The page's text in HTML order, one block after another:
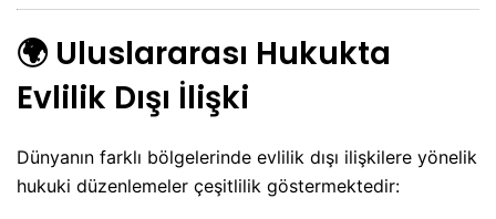
🌍 Uluslararası Hukukta
Evlilik Dışı İlişki
Dünyanın farklı bölgelerinde evlilik dışı ilişkilere yönelik
hukuki düzenlemeler çeşitlilik göstermektedir: